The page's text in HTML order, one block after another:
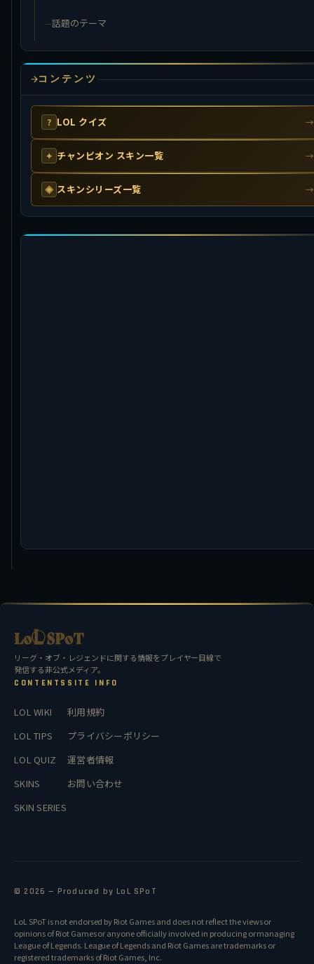
話題のテーマ
コンテンツ
? LOL クイズ →
✦ チャンピオン スキン一覧 →
◈ スキンシリーズ一覧 →
リーグ・オブ・レジェンドに関する情報をプレイヤー目線で
発信する非公式メディア。
CONTENTS
LOL WIKI
LOL TIPS
LOL QUIZ
SKINS
SKIN SERIES
SITE INFO
利用規約
プライバシーポリシー
運営者情報
お問い合わせ
© 2026 — Produced by LoL SPoT
LoL SPoT is not endorsed by Riot Games and does not reflect the views or
opinions of Riot Games or anyone officially involved in producing or managing
League of Legends. League of Legends and Riot Games are trademarks or
registered trademarks of Riot Games, Inc.